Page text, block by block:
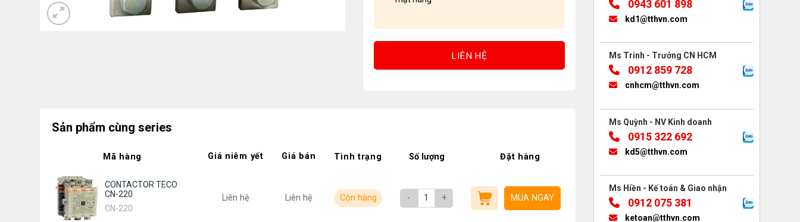
LIÊN HỆ
Sản phẩm cùng series
Mã hàng Giá niêm yết Giá bán Tình trạng Số lượng Đặt hàng
CONTACTOR TECO
CN-220
CN-220
Liên hệ Liên hệ Còn hàng - + MUA NGAY
0943 601 898
kd1@tthvn.com
Ms Trinh - Trưởng CN HCM
0912 859 728
cnhcm@tthvn.com
Ms Quỳnh - NV Kinh doanh
0915 322 692
kd5@tthvn.com
Ms Hiền - Kế toán & Giao nhận
0912 075 381
ketoan@tthvn.com